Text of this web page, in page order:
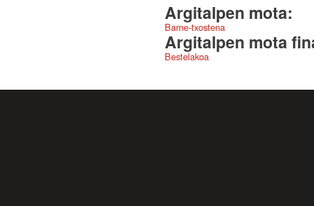
Argitalpen mota:
Barne-txostena
Argitalpen mota
Bestelakoa